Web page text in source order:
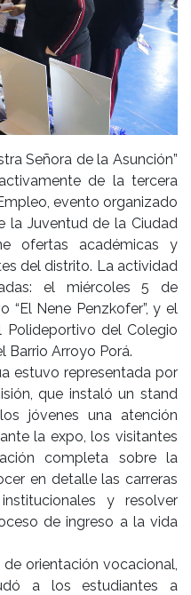
Señora de la Asunción”
de la tercera
evento organizado
la Juventud de la Ciudad
ofertas académicas y
del distrito. La actividad
el miércoles 5 de
“El Nene Penzkofer”, y el
Polideportivo del Colegio
Barrio Arroyo Porá.
estuvo representada por
que instaló un stand
jóvenes una atención
la expo, los visitantes
completa sobre la
en detalle las carreras
y resolver
de ingreso a la vida
orientación vocacional,
a los estudiantes a